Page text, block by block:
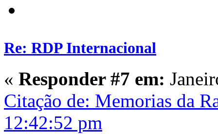
Re: RDP Internacional
« Responder #7 em:
Citação de: Memorias da
12:42:52 pm